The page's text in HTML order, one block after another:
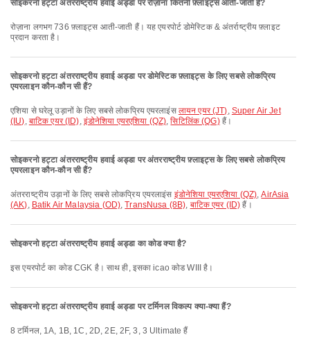
सोइकरनो हट्टा अंतरराष्ट्रीय हवाई अड्डा पर रोज़ाना कितनी फ़्लाइट्स आती-जाती हैं?
रोज़ाना लगभग 736 फ़्लाइट्स आती-जाती हैं। यह एयरपोर्ट डोमेस्टिक & अंतर्राष्ट्रीय फ़्लाइट
प्रदान करता है।
सोइकरनो हट्टा अंतरराष्ट्रीय हवाई अड्डा पर डोमेस्टिक फ़्लाइट्स के लिए सबसे लोकप्रिय
एयरलाइन कौन-कौन सी हैं?
एशिया से घरेलू उड़ानों के लिए सबसे लोकप्रिय एयरलाइंस लायन एयर (JT), Super Air Jet
(IU), बाटिक एयर (ID), इंडोनेशिया एयरएशिया (QZ),सिटिलिंक (QG)हैं।
सोइकरनो हट्टा अंतरराष्ट्रीय हवाई अड्डा पर अंतरराष्ट्रीय फ़्लाइट्स के लिए सबसे लोकप्रिय
एयरलाइन कौन-कौन सी हैं?
अंतरराष्ट्रीय उड़ानों के लिए सबसे लोकप्रिय एयरलाइंस इंडोनेशिया एयरएशिया (QZ),AirAsia
(AK), Batik Air Malaysia (OD),TransNusa (8B), बाटिक एयर (ID) हैं।
सोइकरनो हट्टा अंतरराष्ट्रीय हवाई अड्डा का कोड क्या है?
इस एयरपोर्ट का कोड CGK है। साथ ही, इसका icao कोड WIII है।
सोइकरनो हट्टा अंतरराष्ट्रीय हवाई अड्डा पर टर्मिनल विकल्प क्या-क्या हैं?
8 टर्मिनल, 1A, 1B, 1C, 2D, 2E, 2F, 3, 3 Ultimate हैं